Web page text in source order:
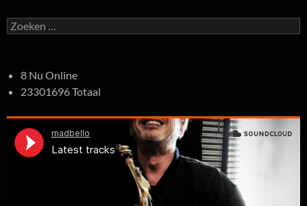
Zoeken
naar:
8 Nu Online
23301696 Totaal